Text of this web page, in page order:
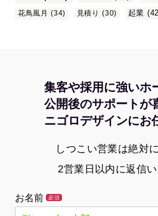
花鳥風月
(34) 見積り (30) 起業
集客や採用に強いホ
公開後のサポートが
ニゴロデザインにお
しつこい営業は絶対
2営業日以内に返信い
お名前 必須